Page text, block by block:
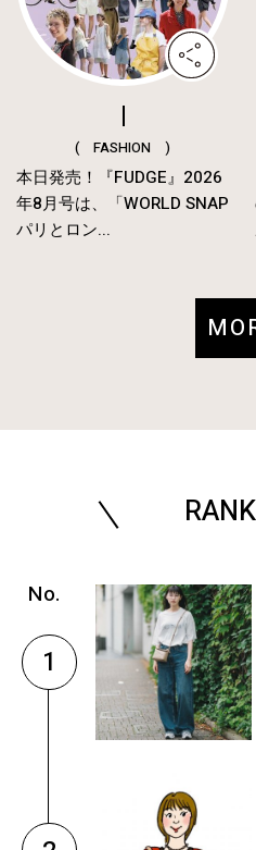
( FASHION )
本日発売！『FUDGE』2026
年8月号は、「WORLD SNAP
パリとロン...
1